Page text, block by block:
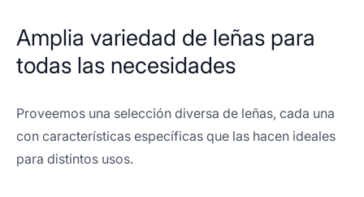
Amplia variedad de leñas para
todas las necesidades
Proveemos una selección diversa de leñas, cada una
con características específicas que las hacen ideales
para distintos usos.